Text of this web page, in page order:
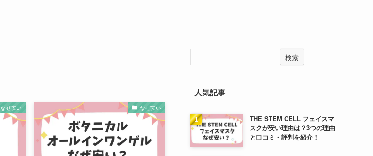
なぜ安い なぜ安い
検索
人気記事
THE STEM CELL フェイスマ
スクが安い理由は？3つの理由
と口コミ・評判を紹介！